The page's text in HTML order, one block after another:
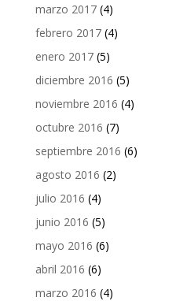
marzo 2017(4)
febrero 2017(4)
enero 2017(5)
diciembre 2016 (5)
noviembre 2016 (4)
octubre 2016 (7)
septiembre 2016 (6)
agosto 2016 (2)
julio 2016 (4)
junio 2016 (5)
mayo 2016 (6)
abril 2016 (6)
marzo 2016 (4)